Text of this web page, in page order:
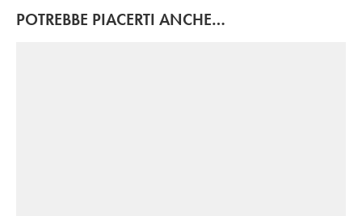
POTREBBE PIACERTI ANCHE…